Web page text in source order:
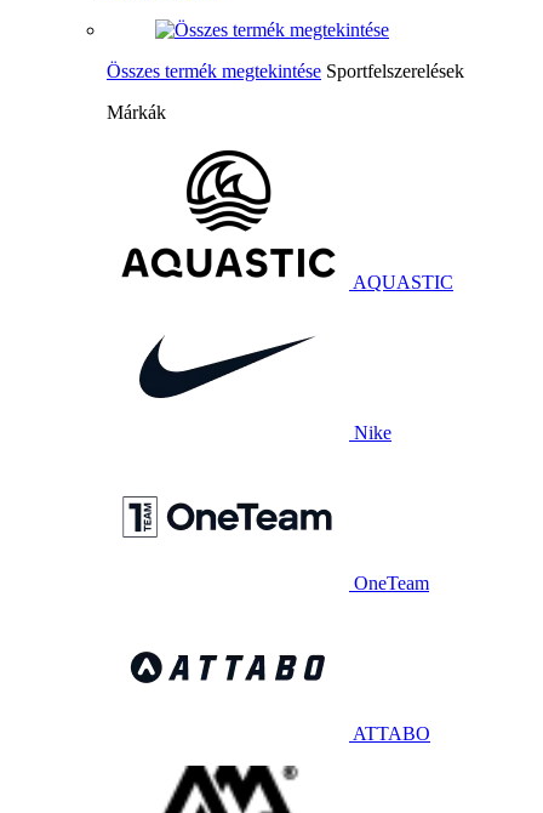
Összes termék megtekintése Sportfelszerelések
Márkák
AQUASTIC
Nike
OneTeam
ATTABO